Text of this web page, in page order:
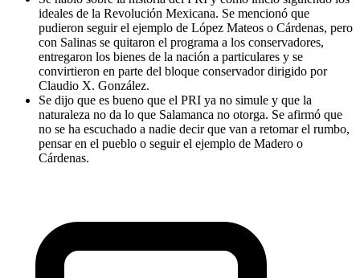
ideales de la Revolución Mexicana. Se mencionó que
pudieron seguir el ejemplo de López Mateos o Cárdenas, pero
con Salinas se quitaron el programa a los conservadores,
entregaron los bienes de la nación a particulares y se
convirtieron en parte del bloque conservador dirigido por
Claudio X. González.
Se dijo que es bueno que el PRI ya no simule y que la
naturaleza no da lo que Salamanca no otorga. Se afirmó que
no se ha escuchado a nadie decir que van a retomar el rumbo,
pensar en el pueblo o seguir el ejemplo de Madero o
Cárdenas.